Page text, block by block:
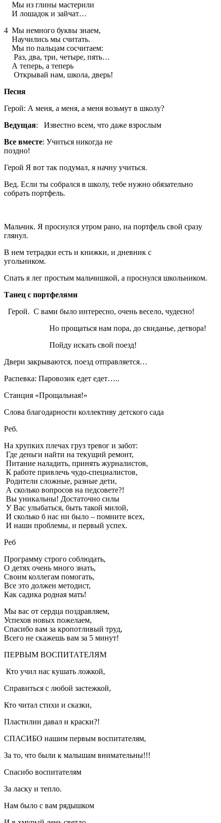
Мы из глины мастерили
И лошадок и зайчат…
4 Мы немного буквы знаем,
Научились мы считать.
Мы по пальцам сосчитаем:
Раз, два, три, четыре, пять…
А теперь, а теперь
Открывай нам, школа, дверь!
Песня
Герой: А меня, а меня, а меня возьмут в школу?
Ведущая: Известно всем, что даже взрослым
Все вместе: Учиться никогда не
Герой Я вот так подумал, я начну учиться.
Вед. Если ты собрался в школу, тебе нужно обязательно
собрать портфель.
Мальчик. Я проснулся утром рано, на портфель свой сразу
глянул.
В нем тетрадки есть и книжки, и дневник с
угольником.
Спать я лег простым мальчишкой, а проснулся школьником.
Танец с портфелями
Герой. С вами было интересно, очень весело, чудесно!
Но прощаться нам пора, до свиданье, детвора!
Пойду искать свой поезд!
Двери закрываются, поезд отправляется…
Распевка: Паровозик едет едет…..
Станция «Прощальная!»
Слова благодарности коллективу детского сада
Реб.
На хрупких плечах груз тревог и забот:
Где деньги найти на текущий ремонт,
Питание наладить, принять журналистов,
К работе привлечь чудо-специалистов,
Родители сложные, разные дети,
А сколько вопросов на педсовете?!
Вы уникальны! Достаточно силы
У Вас улыбаться, быть такой милой,
И сколько б нас ни было – помните всех,
И наши проблемы, и первый успех.
Реб
Программу строго соблюдать,
О детях очень много знать,
Своим коллегам помогать,
Все это должен методист,
Как садика родная мать!
Мы вас от сердца поздравляем,
Успехов новых пожелаем,
Спасибо вам за кропотливый труд,
Всего не скажешь вам за 5 минут!
ПЕРВЫМ ВОСПИТАТЕЛЯМ
Кто учил нас кушать ложкой,
Справиться с любой застежкой,
Кто читал стихи и сказки,
Пластилин давал и краски?!
СПАСИБО нашим первым воспитателям,
За то, что были к малышам внимательны!!!
Спасибо воспитателям
За ласку и тепло.
Нам было с вам рядышком